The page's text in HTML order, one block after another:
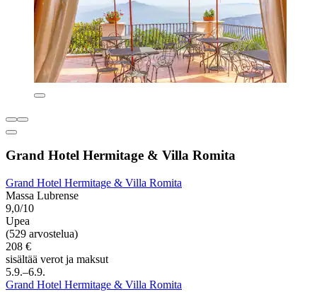
Grand Hotel Hermitage & Villa Romita
Grand Hotel Hermitage & Villa Romita
Massa Lubrense
9,0/10
Upea
(529 arvostelua)
208 €
sisältää verot ja maksut
5.9.–6.9.
Grand Hotel Hermitage & Villa Romita